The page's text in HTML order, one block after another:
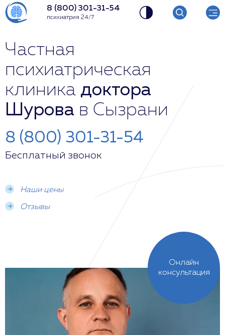
8 (800) 301-31-54
психиатрия 24/7
Частная
психиатрическая
клиника доктора
Шурова в Сызрани
8 (800) 301-31-54
Бесплатный звонок
Наши цены
Отзывы
Онлайн
консультация